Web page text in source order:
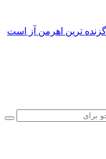
ترین اهرمن آز است